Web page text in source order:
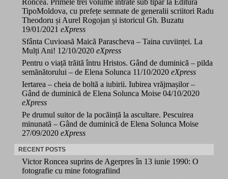
Roncea. Primele trei volume intrate sub tipar la Editura
TipoMoldova, cu prefețe semnate de generalii scriitori Radu
Theodoru și Aurel Rogojan și istoricul Gh. Buzatu
19/01/2021 eXpress
Sfânta Cuvioasă Maică Parascheva – Taina cuviinței. La
Mulți Ani! 12/10/2020 eXpress
Pentru o viață trăită întru Hristos. Gând de duminică – pilda
semănătorului – de Elena Solunca 11/10/2020 eXpress
Iertarea – cheia de boltă a iubirii. Iubirea vrăjmașilor –
Gând de duminică de Elena Solunca Moise 04/10/2020
eXpress
Pe drumul suitor de la pocăință la ascultare. Pescuirea
minunată – Gând de duminică de Elena Solunca Moise
27/09/2020 eXpress
RECENT POSTS
Victor Roncea suprins de Agerpres în 13 iunie 1990: O
fotografie cu mine fotografiind